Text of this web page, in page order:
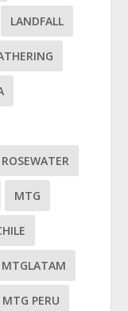
LANDFALL
MTG
MTGLATAM
MTG PERU